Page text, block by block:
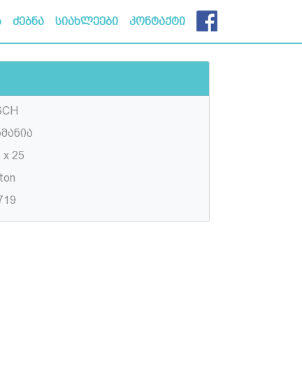
ძებნა სიახლეები კონტაქტი
x 25